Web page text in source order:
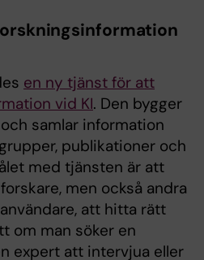
en ny tjänst för att
vid KI. Den bygger
och samlar information
publikationer och
med tjänsten är att
men också andra
att hitta rätt
om man söker en
expert att intervjua eller